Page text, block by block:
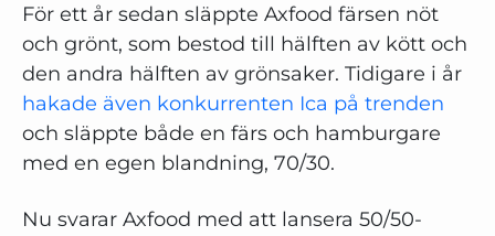
För ett år sedan släppte Axfood färsen nöt
och grönt, som bestod till hälften av kött och
den andra hälften av grönsaker. Tidigare i år
hakade även konkurrenten Ica på trenden
och släppte både en färs och hamburgare
med en egen blandning, 70/30.
Nu svarar Axfood med att lansera 50/50-